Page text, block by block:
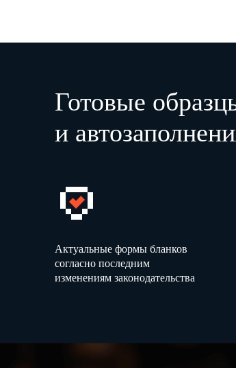
Готовые
и
Актуальные формы бланков
согласно последним
изменениям законодательства